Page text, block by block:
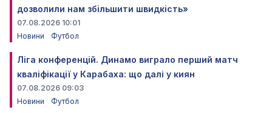
дозволили нам збільшити швидкість»
07.08.2026 10:01
Новини
Футбол
Ліга конференцій. Динамо виграло перший матч
кваліфікації у Карабаха: що далі у киян
07.08.2026 09:03
Новини
Футбол